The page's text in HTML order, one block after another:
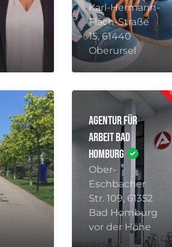
Flach-Straße
15, 61440
Oberursel
Agentur für
Arbeit Bad
Homburg
Ober-
Eschbacher
Str. 109, 61352
Bad Homburg
vor der Höhe